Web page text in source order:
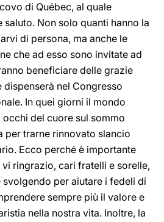
di Québec, al quale
Non solo quanti hanno la
di persona, ma anche le
che ad esso sono invitate ad
beneficiare delle grazie
dispenserà nel Congresso
In quei giorni il mondo
del cuore sul sommo
per trarne rinnovato slancio
Ecco perché è importante
ringrazio, cari fratelli e sorelle,
per aiutare i fedeli di
sempre più il valore e
nella nostra vita. Inoltre, la